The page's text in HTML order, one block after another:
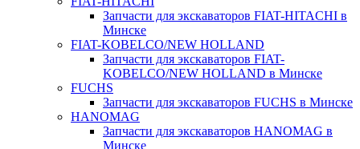
Запчасти для экскаваторов FIAT-HITACHI в
Минске
FIAT-KOBELCO/NEW HOLLAND
Запчасти для экскаваторов FIAT-
KOBELCO/NEW HOLLAND в Минске
FUCHS
Запчасти для экскаваторов FUCHS в Минске
HANOMAG
Запчасти для экскаваторов HANOMAG в
Минске